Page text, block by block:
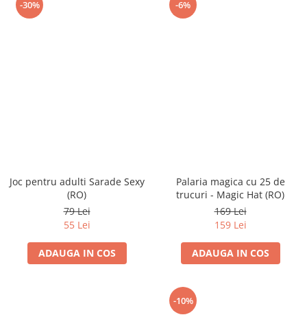
-30%
Joc pentru adulti Sarade Sexy
(RO)
79 Lei
55 Lei
ADAUGA IN COS
-6%
Palaria magica cu 25 de
trucuri - Magic Hat (RO)
169 Lei
159 Lei
ADAUGA IN COS
-10%